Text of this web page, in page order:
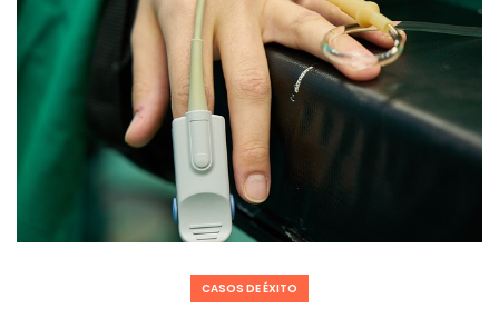
CASOS DE ÉXITO